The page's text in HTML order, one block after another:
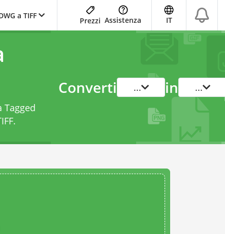
a TIFF
Prezzi Assistenza IT
Tagged
.
Converti ... in ...